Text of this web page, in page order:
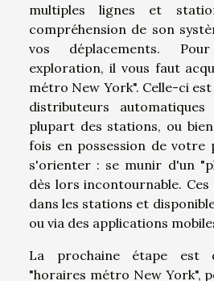
multiples lignes et
compréhension de son
vos déplacements.
exploration, il vous faut
métro New York". Celle-ci
distributeurs
plupart des stations, ou
fois en possession de votre
s'orienter : se munir d'un
dès lors incontournable.
dans les stations et
ou via des applications
La prochaine étape est
"horaires métro New York",